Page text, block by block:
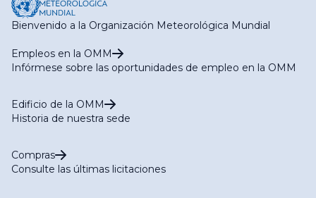
Bienvenido a la Organización Meteorológica Mundial
Empleos en la OMM
Infórmese sobre las oportunidades de empleo en la OMM
Edificio de la OMM
Historia de nuestra sede
Compras
Consulte las últimas licitaciones